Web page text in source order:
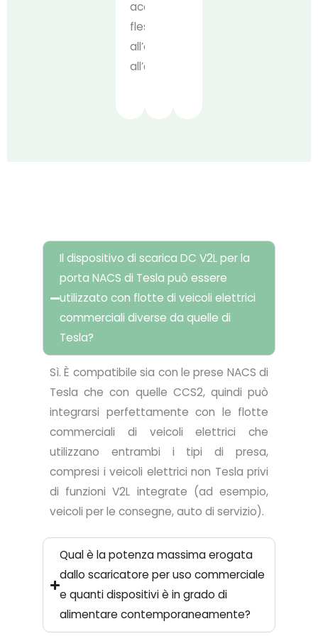
accesso
flessibile
all’energia
all’aperto.
Il dispositivo di scarica DC V2L per la
porta NACS di Tesla può essere
utilizzato con flotte di veicoli elettrici
commerciali diverse da quelle di
Tesla?
Sì. È compatibile sia con le prese NACS di
Tesla che con quelle CCS2, quindi può
integrarsi perfettamente con le flotte
commerciali di veicoli elettrici che
utilizzano entrambi i tipi di presa,
compresi i veicoli elettrici non Tesla privi
di funzioni V2L integrate (ad esempio,
veicoli per le consegne, auto di servizio).
Qual è la potenza massima erogata
dallo scaricatore per uso commerciale
e quanti dispositivi è in grado di
alimentare contemporaneamente?